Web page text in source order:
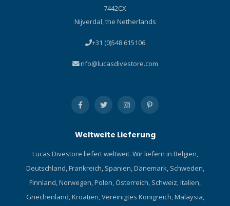
7442CX
Nijverdal, the Netherlands
+31 (0)548 615106
info@lucasdivestore.com
Weltweite Lieferung
Lucas Divestore liefert weltweit. Wir liefern in Belgien,
Deutschland, Frankreich, Spanien, Dänemark, Schweden,
Finnland, Norwegen, Polen, Österreich, Schweiz, Italien,
Griechenland, Kroatien, Vereinigtes Königreich, Malaysia,